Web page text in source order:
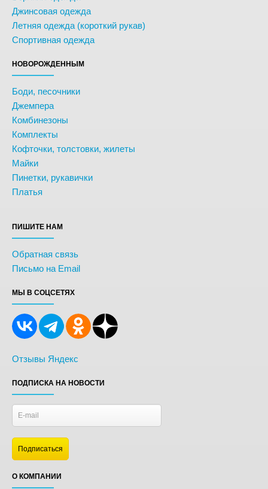
Джинсовая одежда
Летняя одежда (короткий рукав)
Спортивная одежда
НОВОРОЖДЕННЫМ
Боди, песочники
Джемпера
Комбинезоны
Комплекты
Кофточки, толстовки, жилеты
Майки
Пинетки, рукавички
Платья
ПИШИТЕ НАМ
Обратная связь
Письмо на Email
МЫ В СОЦСЕТЯХ
Отзывы Яндекс
ПОДПИСКА НА НОВОСТИ
О КОМПАНИИ